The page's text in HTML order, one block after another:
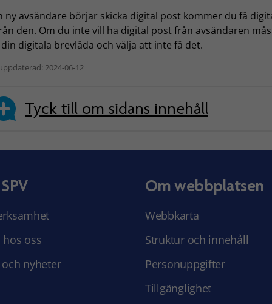
ny avsändare börjar skicka digital post kommer du få
den. Om du inte vill ha digital post från avsändaren
din digitala brevlåda och välja att inte få det.
2024-06-12
Tyck till om sidans innehåll
hos oss
och nyheter
Om webbplatsen
Webbkarta
Struktur och innehåll
Personuppgifter
Tillgänglighet